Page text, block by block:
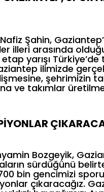
Şahin,
illeri arasında
yarışı
ilimizde
şehrimizin
ve takımlar
Bozgeyik,
sürdüğünü
bin gencimizi
çıkaracağız.